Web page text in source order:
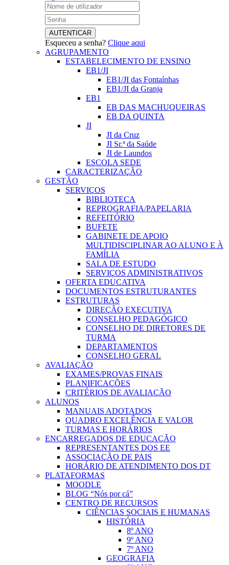
Esqueceu a senha? Clique aqui
AGRUPAMENTO
ESTABELECIMENTO DE ENSINO
EB1/JI
EB1/JI das Fontaínhas
EB1/JI da Granja
EB1
EB DAS MACHUQUEIRAS
EB DA QUINTA
JI
JI da Cruz
JI Sr.ª da Saúde
JI de Laundos
ESCOLA SEDE
CARACTERIZAÇÃO
GESTÃO
SERVIÇOS
BIBLIOTECA
REPROGRAFIA/PAPELARIA
REFEITÓRIO
BUFETE
GABINETE DE APOIO
MULTIDISCIPLINAR AO ALUNO E À
FAMÍLIA
SALA DE ESTUDO
SERVIÇOS ADMINISTRATIVOS
OFERTA EDUCATIVA
DOCUMENTOS ESTRUTURANTES
ESTRUTURAS
DIREÇÃO EXECUTIVA
CONSELHO PEDAGÓGICO
CONSELHO DE DIRETORES DE
TURMA
DEPARTAMENTOS
CONSELHO GERAL
AVALIAÇÃO
EXAMES/PROVAS FINAIS
PLANIFICAÇÕES
CRITÉRIOS DE AVALIAÇÃO
ALUNOS
MANUAIS ADOTADOS
QUADRO EXCELÊNCIA E VALOR
TURMAS E HORÁRIOS
ENCARREGADOS DE EDUCAÇÃO
REPRESENTANTES DOS EE
ASSOCIAÇÃO DE PAIS
HORÁRIO DE ATENDIMENTO DOS DT
PLATAFORMAS
MOODLE
BLOG “Nós por cá”
CENTRO DE RECURSOS
CIÊNCIAS SOCIAIS E HUMANAS
HISTÓRIA
8º ANO
9º ANO
7º ANO
GEOGRAFIA